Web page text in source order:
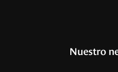
Nuestro